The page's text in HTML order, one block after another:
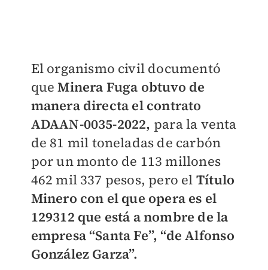
El organismo civil documentó
queMinera Fuga obtuvo de
manera directa el contrato
ADAAN-0035-2022, para la venta
de 81 mil toneladas de carbón
por un monto de 113 millones
462 mil 337 pesos, pero el Título
Minero con el que opera es el
129312 que está a nombre de la
empresa “Santa Fe”, “de Alfonso
González Garza”.